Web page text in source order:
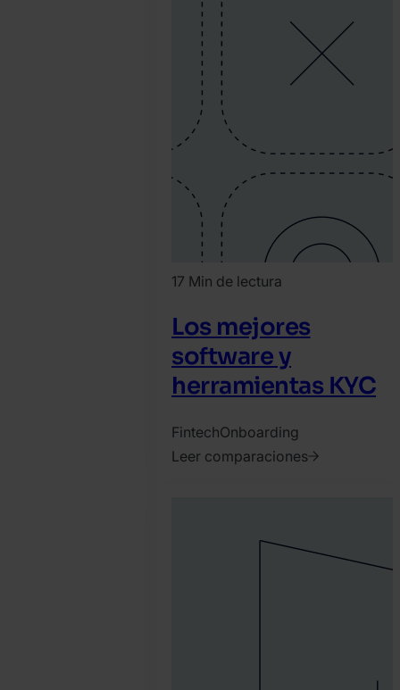
17 Min de lectura
Los mejores
software y
herramientas KYC
FintechOnboarding
Leer comparaciones